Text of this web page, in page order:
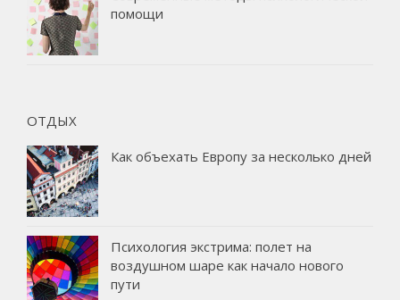
помощи
ОТДЫХ
Как объехать Европу за несколько дней
Психология экстрима: полет на
воздушном шаре как начало нового
пути